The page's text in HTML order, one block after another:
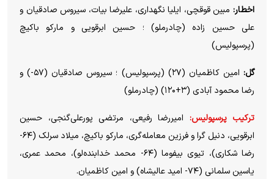
اخطار: مبین قوقچی، ایلیا نگهداری، علیرضا بیات، سیروس صادقیان و
علی حسین زاده (چادرملو) ؛ حسین ابرقویی و مارکو باکیچ
(پرسپولیس)
گل:
امین کاظمیان (۲۷) (پرسپولیس) ؛ سیروس صادقیان (۵۷-) و
رضا محمود آبادی (۳+۱۲۰) (چادرملو)
ترکیب پرسپولیس: امیررضا رفیعی، مرتضی پورعلی‌گنجی، حسین
ابرقویی، دنیل گرا و فرزین معامله‌گری، مارکو باکیچ، میلاد سرلک (۶۴-
رضا شکاری)، تیوی بیفوما (۶۴- محمد خدابنده‌لو)، محمد عمری،
یاسین سلمانی (۷۴- امید عالیشاه) و امین کاظمیان.